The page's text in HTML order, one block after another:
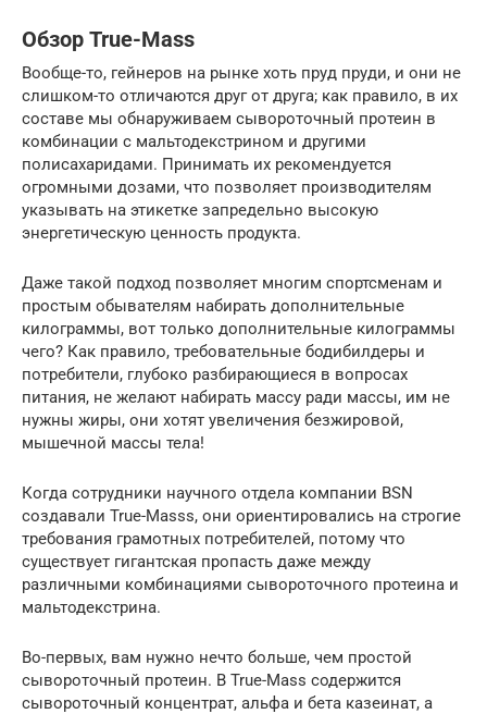
Обзор True-Mass
Вообще-то, гейнеров на рынке хоть пруд пруди, и они не
слишком-то отличаются друг от друга; как правило, в их
составе мы обнаруживаем сывороточный протеин в
комбинации с мальтодекстрином и другими
полисахаридами. Принимать их рекомендуется
огромными дозами, что позволяет производителям
указывать на этикетке запредельно высокую
энергетическую ценность продукта.
Даже такой подход позволяет многим спортсменам и
простым обывателям набирать дополнительные
килограммы, вот только дополнительные килограммы
чего? Как правило, требовательные бодибилдеры и
потребители, глубоко разбирающиеся в вопросах
питания, не желают набирать массу ради массы, им не
нужны жиры, они хотят увеличения безжировой,
мышечной массы тела!
Когда сотрудники научного отдела компании BSN
создавали True-Masss, они ориентировались на строгие
требования грамотных потребителей, потому что
существует гигантская пропасть даже между
различными комбинациями сывороточного протеина и
мальтодекстрина.
Во-первых, вам нужно нечто больше, чем простой
сывороточный протеин. В True-Mass содержится
сывороточный концентрат, альфа и бета казеинат, а